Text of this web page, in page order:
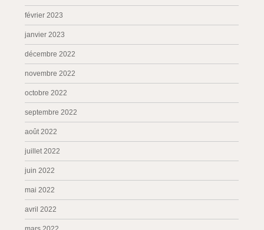
février 2023
janvier 2023
décembre 2022
novembre 2022
octobre 2022
septembre 2022
août 2022
juillet 2022
juin 2022
mai 2022
avril 2022